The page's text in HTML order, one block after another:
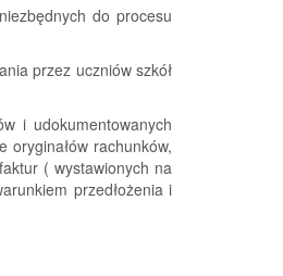
do procesu
przez uczniów szkół
i udokumentowanych
rachunków,
( wystawionych na
przedłożenia i